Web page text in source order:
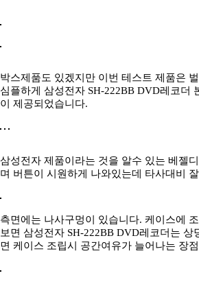
박스제품도 있겠지만 이번 테스트 제품은
심플하게 삼성전자 SH-222BB DVD레코더
이 제공되었습니다.
삼성전자 제품이라는 것을 알수 있는 베젤
며 버튼이 시원하게 나와있는데 타사대비
측면에는 나사구멍이 있습니다. 케이스에
보면 삼성전자 SH-222BB DVD레코더는
면 케이스 조립시 공간여유가 늘어나는 장